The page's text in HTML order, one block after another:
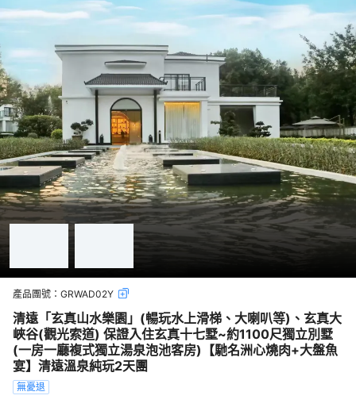
產品團號： GRWAD02Y
清遠「玄真山水樂園」(暢玩水上滑梯、大喇叭等)、玄真大
峽谷(觀光索道) 保證入住玄真十七墅~約1100尺獨立別墅
(一房一廳複式獨立湯泉泡池客房)【馳名洲心燒肉+大盤魚
宴】清遠溫泉純玩2天團
無憂退